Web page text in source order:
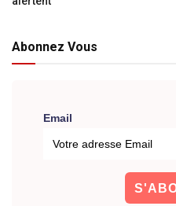
Abonnez Vous
Email